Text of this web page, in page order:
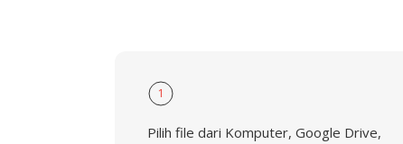
1
Pilih file dari Komputer, Google Drive,